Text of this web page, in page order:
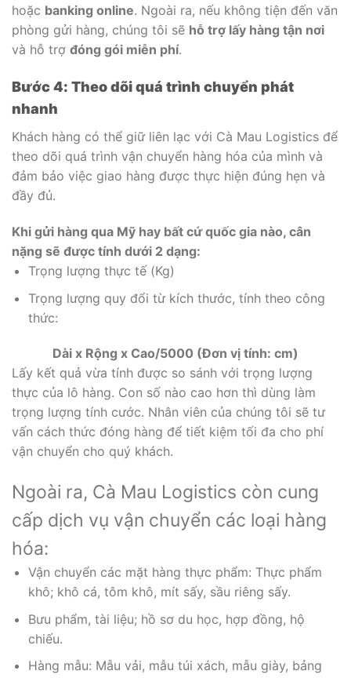
hoặc banking online. Ngoài ra, nếu không tiện đến văn
phòng gửi hàng, chúng tôi sẽ hỗ trợ lấy hàng tận nơi
và hỗ trợ đóng gói miễn phí.
Bước 4: Theo dõi quá trình chuyển phát
nhanh
Khách hàng có thể giữ liên lạc với Cà Mau Logistics để
theo dõi quá trình vận chuyển hàng hóa của mình và
đảm bảo việc giao hàng được thực hiện đúng hẹn và
đầy đủ.
Khi gửi hàng qua Mỹ hay bất cứ quốc gia nào, cân
nặng sẽ được tính dưới 2 dạng:
Trọng lượng thực tế (Kg)
Trọng lượng quy đổi từ kích thước, tính theo công
thức:
Dài x Rộng x Cao/5000 (Đơn vị tính: cm)
Lấy kết quả vừa tính được so sánh với trọng lượng
thực của lô hàng. Con số nào cao hơn thì dùng làm
trọng lượng tính cước. Nhân viên của chúng tôi sẽ tư
vấn cách thức đóng hàng để tiết kiệm tối đa cho phí
vận chuyển cho quý khách.
Ngoài ra, Cà Mau Logistics còn cung
cấp dịch vụ vận chuyển các loại hàng
hóa:
Vận chuyển các mặt hàng thực phẩm: Thực phẩm
khô; khô cá, tôm khô, mít sấy, sầu riêng sấy.
Bưu phẩm, tài liệu; hồ sơ du học, hợp đồng, hộ
chiếu.
Hàng mẫu: Mẫu vải, mẫu túi xách, mẫu giày, bảng